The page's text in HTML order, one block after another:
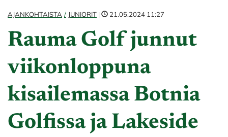
AJANKOHTAISTA JUNIORIT | 21.05.2024 11:27
Rauma Golf junnut
viikonloppuna
kisailemassa Botnia
Golfissa ja Lakeside